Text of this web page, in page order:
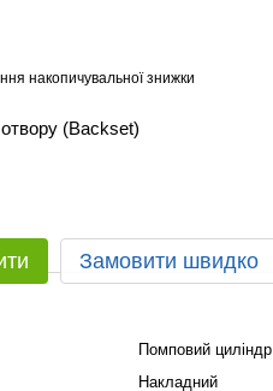
накопичувальної знижки
(Backset)
Замовити швидко
Помповий циліндр
Накладний